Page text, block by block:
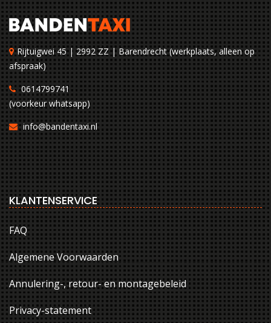
Rijtuigwei 45 | 2992 ZZ | Barendrecht (werkplaats, alleen op
afspraak)
0614799741
(voorkeur whatsapp)
info@bandentaxi.nl
KLANTENSERVICE
FAQ
Algemene Voorwaarden
Annulering-, retour- en montagebeleid
Privacy-statement